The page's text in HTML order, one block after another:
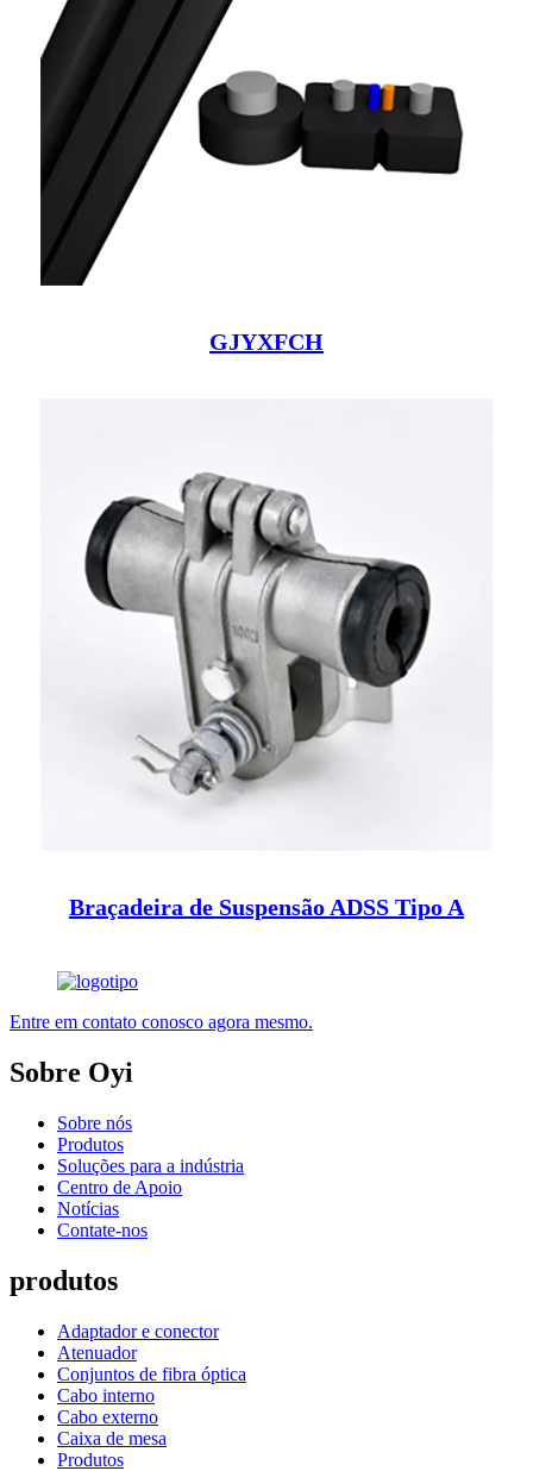
GJYXFCH
Braçadeira de Suspensão ADSS Tipo A
Entre em contato conosco agora mesmo.
Sobre Oyi
Sobre nós
Produtos
Soluções para a indústria
Centro de Apoio
Notícias
Contate-nos
produtos
Adaptador e conector
Atenuador
Conjuntos de fibra óptica
Cabo interno
Cabo externo
Caixa de mesa
Produtos